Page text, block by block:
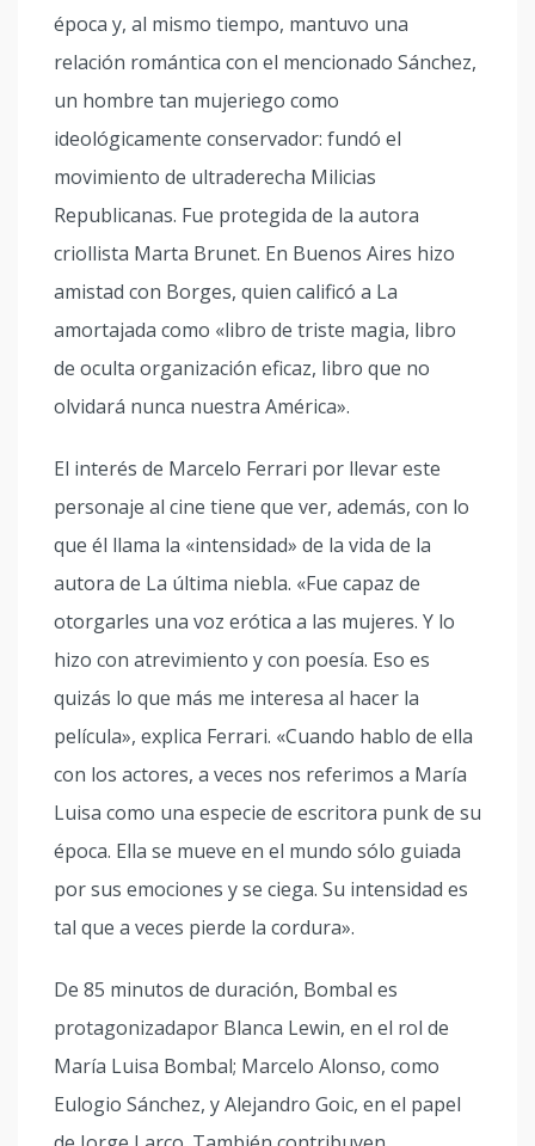
época y, al mismo tiempo, mantuvo una
relación romántica con el mencionado Sánchez,
un hombre tan mujeriego como
ideológicamente conservador: fundó el
movimiento de ultraderecha Milicias
Republicanas. Fue protegida de la autora
criollista Marta Brunet. En Buenos Aires hizo
amistad con Borges, quien calificó a La
amortajada como «libro de triste magia, libro
de oculta organización eficaz, libro que no
olvidará nunca nuestra América».
El interés de Marcelo Ferrari por llevar este
personaje al cine tiene que ver, además, con lo
que él llama la «intensidad» de la vida de la
autora de La última niebla. «Fue capaz de
otorgarles una voz erótica a las mujeres. Y lo
hizo con atrevimiento y con poesía. Eso es
quizás lo que más me interesa al hacer la
película», explica Ferrari. «Cuando hablo de ella
con los actores, a veces nos referimos a María
Luisa como una especie de escritora punk de su
época. Ella se mueve en el mundo sólo guiada
por sus emociones y se ciega. Su intensidad es
tal que a veces pierde la cordura».
De 85 minutos de duración, Bombal es
protagonizadapor Blanca Lewin, en el rol de
María Luisa Bombal; Marcelo Alonso, como
Eulogio Sánchez, y Alejandro Goic, en el papel